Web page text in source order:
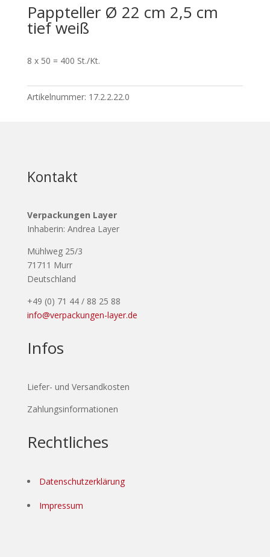
Pappteller Ø 22 cm 2,5 cm
tief weiß
8 x 50 = 400 St./Kt.
Artikelnummer: 17.2.2.22.0
Kontakt
Verpackungen Layer
Inhaberin: Andrea Layer
Mühlweg 25/3
71711 Murr
Deutschland
+49 (0) 71 44 / 88 25 88
info@verpackungen-layer.de
Infos
Liefer- und Versandkosten
Zahlungsinformationen
Rechtliches
Datenschutzerklärung
Impressum